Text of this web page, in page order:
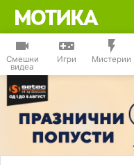
Смешни
видеа
Игри Мистерии